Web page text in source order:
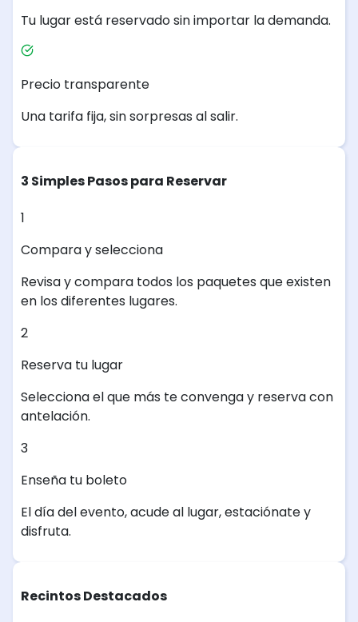
Tu lugar está reservado sin importar la demanda.
Precio transparente
Una tarifa fija, sin sorpresas al salir.
3 Simples Pasos para Reservar
1
Compara y selecciona
Revisa y compara todos los paquetes que existen
en los diferentes lugares.
2
Reserva tu lugar
Selecciona el que más te convenga y reserva con
antelación.
3
Enseña tu boleto
El día del evento, acude al lugar, estaciónate y
disfruta.
Recintos Destacados